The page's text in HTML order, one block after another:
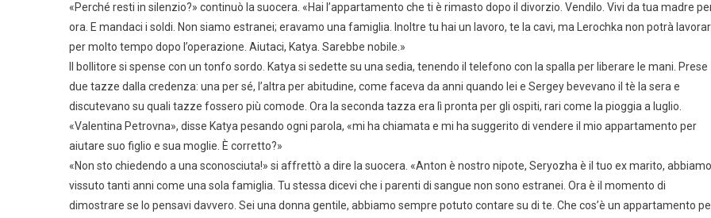
«Perché resti in silenzio?» continuò la suocera. «Hai l’appartamento che ti è rimasto dopo il divorzio. Vendilo. Vivi da tua madre
ora. E mandaci i soldi. Non siamo estranei; eravamo una famiglia. Inoltre tu hai un lavoro, te la cavi, ma Lerochka non potrà
per molto tempo dopo l’operazione. Aiutaci, Katya. Sarebbe nobile.»
Il bollitore si spense con un tonfo sordo. Katya si sedette su una sedia, tenendo il telefono con la spalla per liberare le mani. Prese
due tazze dalla credenza: una per sé, l’altra per abitudine, come faceva da anni quando lei e Sergey bevevano il tè la sera e
discutevano su quali tazze fossero più comode. Ora la seconda tazza era lì pronta per gli ospiti, rari come la pioggia a luglio.
«Valentina Petrovna», disse Katya pesando ogni parola, «mi ha chiamata e mi ha suggerito di vendere il mio appartamento per
aiutare suo figlio e sua moglie. È corretto?»
«Non sto chiedendo a una sconosciuta!» si affrettò a dire la suocera. «Anton è nostro nipote, Seryozha è il tuo ex marito, abbiamo
vissuto tanti anni come una sola famiglia. Tu stessa dicevi che i parenti di sangue non sono estranei. Ora è il momento di
dimostrare se lo pensavi davvero. Sei una donna gentile, abbiamo sempre potuto contare su di te. Che cos’è un appartamento